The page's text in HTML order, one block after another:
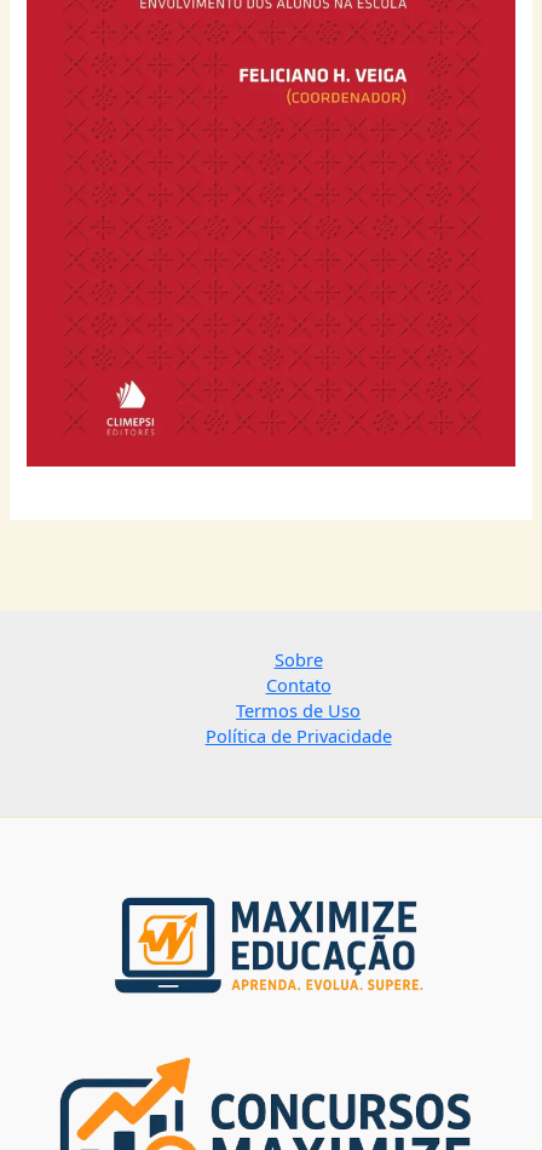
Sobre
Contato
Termos de Uso
Política de Privacidade